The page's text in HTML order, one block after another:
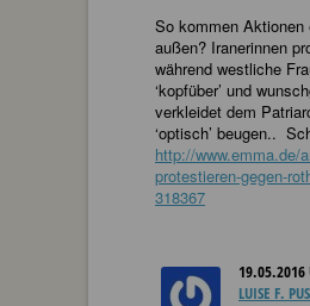
So kommen Aktionen
außen? Iranerinnen
während westliche
‘kopfüber’ und
verkleidet dem
‘optisch’ beugen..
http://www.emma.de/
protestieren-gegen-
318367
19.05.2016
LUISE F.